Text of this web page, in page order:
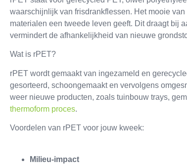
waarschijnlijk van frisdrankflessen. Het mooie
materialen een tweede leven geeft. Dit draagt bij
vermindert de afhankelijkheid van nieuwe
Wat is rPET?
rPET wordt gemaakt van ingezameld en
gesorteerd, schoongemaakt en vervolgens
weer nieuwe producten, zoals tuinbouw trays,
thermoform proces.
Voordelen van rPET voor jouw kweek:
Milieu-impact